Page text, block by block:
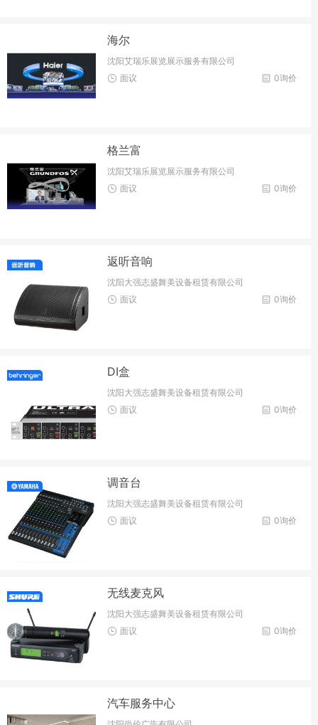
海尔
沈阳艾瑞乐展览展示服务有限公司
0询价
面议
格兰富
沈阳艾瑞乐展览展示服务有限公司
0询价
面议
返听音响
沈阳大强志盛舞美设备租赁有限公司
0询价
面议
DI盒
沈阳大强志盛舞美设备租赁有限公司
0询价
面议
调音台
沈阳大强志盛舞美设备租赁有限公司
0询价
面议
无线麦克风
沈阳大强志盛舞美设备租赁有限公司
0询价
面议
汽车服务中心